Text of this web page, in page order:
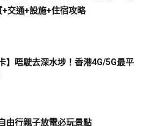
交通+設施+住宿攻略
】唔駛去深水埗！香港4G/5G最平
由行親子放電必玩景點